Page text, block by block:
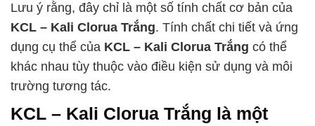
Lưu ý rằng, đây chỉ là một số tính chất cơ bản của
KCL – Kali Clorua Trắng. Tính chất chi tiết và ứng
dụng cụ thể của KCL – Kali Clorua Trắng có thể
khác nhau tùy thuộc vào điều kiện sử dụng và môi
trường tương tác.
KCL – Kali Clorua Trắng là một